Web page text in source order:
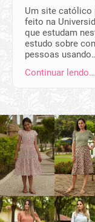
Um site católico
feito na
que estudam
estudo sobre
pessoas
Continuar lendo…